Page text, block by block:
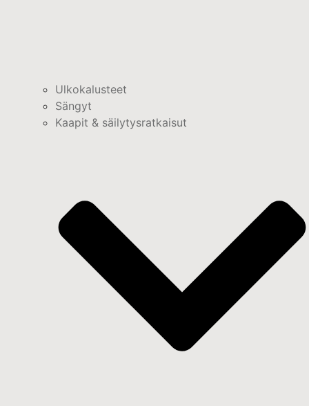
Ulkokalusteet
Sängyt
Kaapit & säilytysratkaisut